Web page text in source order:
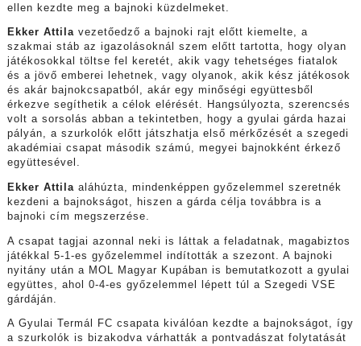
ellen kezdte meg a bajnoki küzdelmeket.
Ekker Attilavezetőedző a bajnoki rajt előtt kiemelte, a
szakmai stáb az igazolásoknál szem előtt tartotta, hogy olyan
játékosokkal töltse fel keretét, akik vagy tehetséges fiatalok
és a jövő emberei lehetnek, vagy olyanok, akik kész játékosok
és akár bajnokcsapatból, akár egy minőségi együttesből
érkezve segíthetik a célok elérését. Hangsúlyozta, szerencsés
volt a sorsolás abban a tekintetben, hogy a gyulai gárda hazai
pályán, a szurkolók előtt játszhatja első mérkőzését a szegedi
akadémiai csapat második számú, megyei bajnokként érkező
együttesével.
Ekker Attilaaláhúzta, mindenképpen győzelemmel szeretnék
kezdeni a bajnokságot, hiszen a gárda célja továbbra is a
bajnoki cím megszerzése.
A csapat tagjai azonnal neki is láttak a feladatnak, magabiztos
játékkal 5-1-es győzelemmel indították a szezont. A bajnoki
nyitány után a MOL Magyar Kupában is bemutatkozott a gyulai
együttes, ahol 0-4-es győzelemmel lépett túl a Szegedi VSE
gárdáján.
A Gyulai Termál FC csapata kiválóan kezdte a bajnokságot, így
a szurkolók is bizakodva várhatták a pontvadászat folytatását